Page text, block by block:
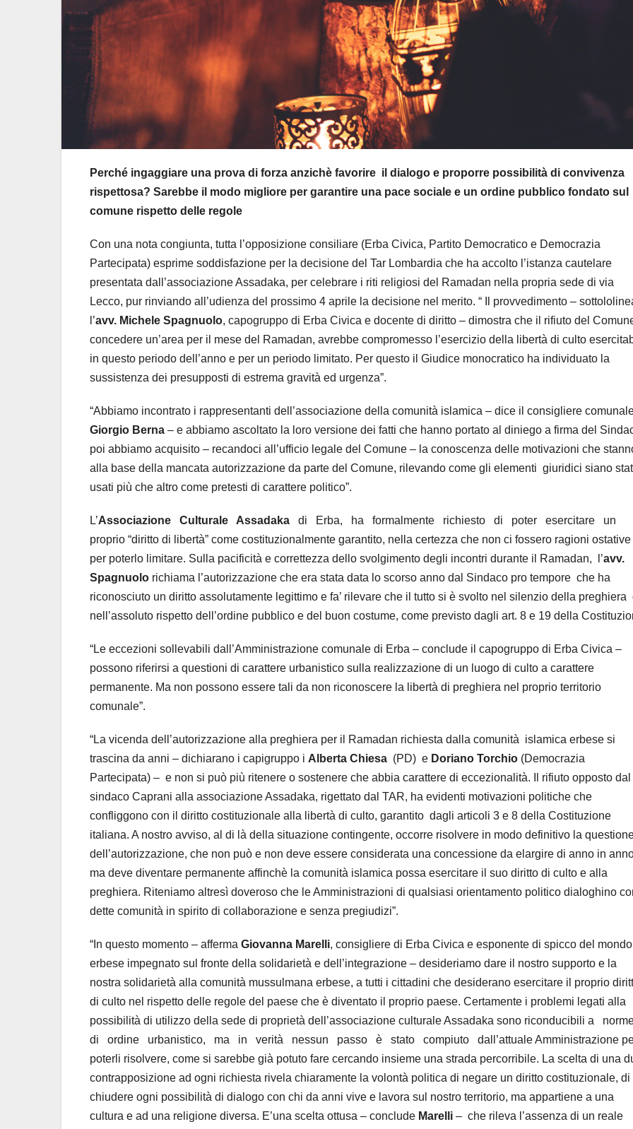
Perché ingaggiare una prova di forza anzichè favorire il dialogo e proporre possibilità di convivenza
rispettosa? Sarebbe il modo migliore per garantire una pace sociale e un ordine pubblico fondato sul
comune rispetto delle regole
Con una nota congiunta, tutta l’opposizione consiliare (Erba Civica, Partito Democratico e Democrazia
Partecipata) esprime soddisfazione per la decisione del Tar Lombardia che ha accolto l’istanza cautelare
presentata dall’associazione Assadaka, per celebrare i riti religiosi del Ramadan nella propria sede di via
Lecco, pur rinviando all’udienza del prossimo 4 aprile la decisione nel merito. “ Il provvedimento –
l’avv. Michele Spagnuolo, capogruppo di Erba Civica e docente di diritto – dimostra che il rifiuto del
concedere un’area per il mese del Ramadan, avrebbe compromesso l’esercizio della libertà di culto
in questo periodo dell’anno e per un periodo limitato. Per questo il Giudice monocratico ha individuato la
sussistenza dei presupposti di estrema gravità ed urgenza”.
“Abbiamo incontrato i rappresentanti dell’associazione della comunità islamica – dice il consigliere
Giorgio Berna – e abbiamo ascoltato la loro versione dei fatti che hanno portato al diniego a firma del
poi abbiamo acquisito – recandoci all’ufficio legale del Comune – la conoscenza delle motivazioni che
alla base della mancata autorizzazione da parte del Comune, rilevando come gli elementi giuridici siano
usati più che altro come pretesti di carattere politico”.
L’Associazione Culturale Assadaka di Erba, ha formalmente richiesto di poter esercitare
un
proprio “diritto di libertà” come costituzionalmente garantito, nella certezza che non ci fossero ragioni ostative
per poterlo limitare. Sulla pacificità e correttezza dello svolgimento degli incontri durante il Ramadan,
l’avv.
Spagnuolo richiama l’autorizzazione che era stata data lo scorso anno dal Sindaco pro tempore che ha
riconosciuto un diritto assolutamente legittimo e fa’ rilevare che il tutto si è svolto nel silenzio della preghiera
nell’assoluto rispetto dell’ordine pubblico e del buon costume, come previsto dagli art. 8 e 19 della
“Le eccezioni sollevabili dall’Amministrazione comunale di Erba – conclude il capogruppo di Erba Civica –
possono riferirsi a questioni di carattere urbanistico sulla realizzazione di un luogo di culto a carattere
permanente. Ma non possono essere tali da non riconoscere la libertà di preghiera nel proprio territorio
comunale”.
“La vicenda dell’autorizzazione alla preghiera per il Ramadan richiesta dalla comunità islamica erbese si
trascina da anni – dichiarano i capigruppo i Alberta Chiesa (PD) e Doriano Torchio (Democrazia
Partecipata) – e non si può più ritenere o sostenere che abbia carattere di eccezionalità. Il rifiuto opposto dal
sindaco Caprani alla associazione Assadaka, rigettato dal TAR, ha evidenti motivazioni politiche che
confliggono con il diritto costituzionale alla libertà di culto, garantito dagli articoli 3 e 8 della Costituzione
italiana. A nostro avviso, al di là della situazione contingente, occorre risolvere in modo definitivo la
dell’autorizzazione, che non può e non deve essere considerata una concessione da elargire di anno in
ma deve diventare permanente affinchè la comunità islamica possa esercitare il suo diritto di culto e alla
preghiera. Riteniamo altresì doveroso che le Amministrazioni di qualsiasi orientamento politico dialoghino
dette comunità in spirito di collaborazione e senza pregiudizi”.
“In questo momento – afferma Giovanna Marelli, consigliere di Erba Civica e esponente di spicco del mondo
erbese impegnato sul fronte della solidarietà e dell’integrazione – desideriamo dare il nostro supporto e la
nostra solidarietà alla comunità mussulmana erbese, a tutti i cittadini che desiderano esercitare il proprio
di culto nel rispetto delle regole del paese che è diventato il proprio paese. Certamente i problemi legati alla
possibilità di utilizzo della sede di proprietà dell’associazione culturale Assadaka sono riconducibili a
di
ordine urbanistico, ma in verità nessun passo è stato compiuto
dall’attuale Amministrazione
poterli risolvere, come si sarebbe già potuto fare cercando insieme una strada percorribile. La scelta di una
contrapposizione ad ogni richiesta rivela chiaramente la volontà politica di negare un diritto costituzionale, di
chiudere ogni possibilità di dialogo con chi da anni vive e lavora sul nostro territorio, ma appartiene a una
cultura e ad una religione diversa. E’una scelta ottusa – conclude Marelli – che rileva l’assenza di un reale